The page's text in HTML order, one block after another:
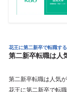
花王に第二新卒で転職す
第二新卒転職は人
第二新卒転職は人気
花王に第二新卒で転